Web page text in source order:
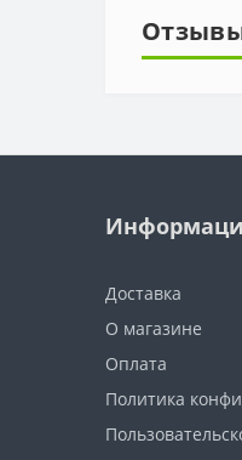
Доставка
О магазине
Оплата
Политика